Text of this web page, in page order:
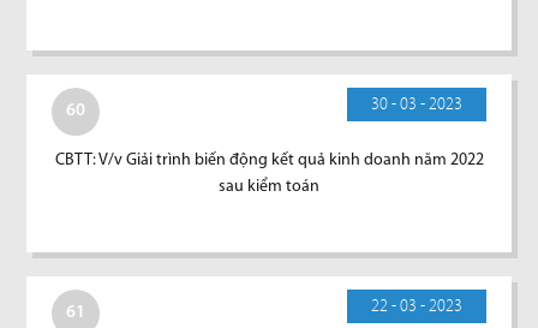
60 30 - 03 - 2023
CBTT: V/v Giải trình biến động kết quả kinh doanh năm 2022
sau kiểm toán
61 22 - 03 - 2023